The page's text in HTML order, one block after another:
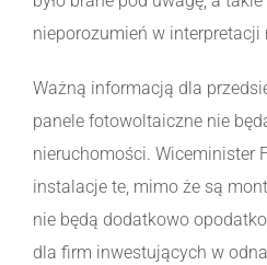
nieporozumień w interpretacji
Ważną informacją dla
panele fotowoltaiczne nie
nieruchomości. Wiceminister
instalacje te, mimo że są
nie będą dodatkowo
dla firm inwestujących w